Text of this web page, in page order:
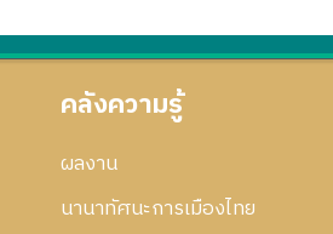
คลังความรู้
ผลงาน
นานาทัศนะการเมืองไทย